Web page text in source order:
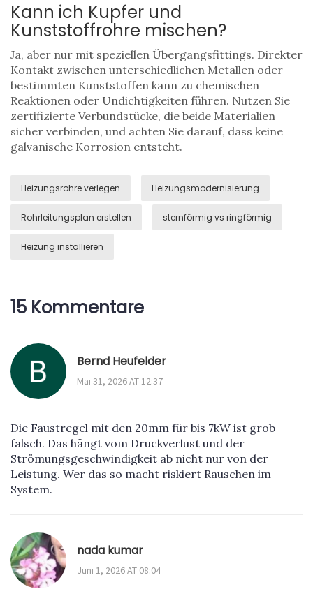
Kann ich Kupfer und
Kunststoffrohre mischen?
Ja, aber nur mit speziellen Übergangsfittings. Direkter
Kontakt zwischen unterschiedlichen Metallen oder
bestimmten Kunststoffen kann zu chemischen
Reaktionen oder Undichtigkeiten führen. Nutzen Sie
zertifizierte Verbundstücke, die beide Materialien
sicher verbinden, und achten Sie darauf, dass keine
galvanische Korrosion entsteht.
Heizungsrohre verlegen Heizungsmodernisierung
Rohrleitungsplan erstellen sternförmig vs ringförmig
Heizung installieren
15 Kommentare
Bernd Heufelder
Mai 31, 2026 AT 12:37
Die Faustregel mit den 20mm für bis 7kW ist grob
falsch. Das hängt vom Druckverlust und der
Strömungsgeschwindigkeit ab nicht nur von der
Leistung. Wer das so macht riskiert Rauschen im
System.
nada kumar
Juni 1, 2026 AT 08:04